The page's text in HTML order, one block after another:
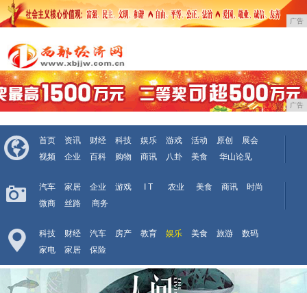
广告
广告
首页 资讯 财经 科技 娱乐 游戏 活动 原创
展会
视频
企业 百科 购物 商讯 八卦 美食 华山论见
汽车 家居 企业 游戏 I T 农业 美食 商讯
时尚
微商
丝路 商务
科技 财经 汽车 房产 教育 娱乐 美食 旅游
数码
家电
家居 保险